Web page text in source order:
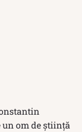
un om de știință